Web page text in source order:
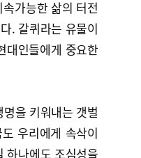
가능한 삶의 터전
. 갈퀴라는 유물이
대인들에게 중요한
을 키워내는 갯벌
우리에게 속삭이
하나에도 조심성을